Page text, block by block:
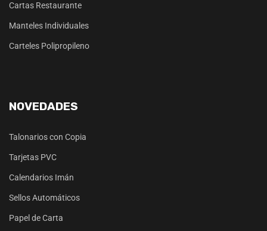
Cartas Restaurante
Manteles Individuales
Carteles Polipropileno
NOVEDADES
Talonarios con Copia
Tarjetas PVC
Calendarios Imán
Sellos Automáticos
Papel de Carta